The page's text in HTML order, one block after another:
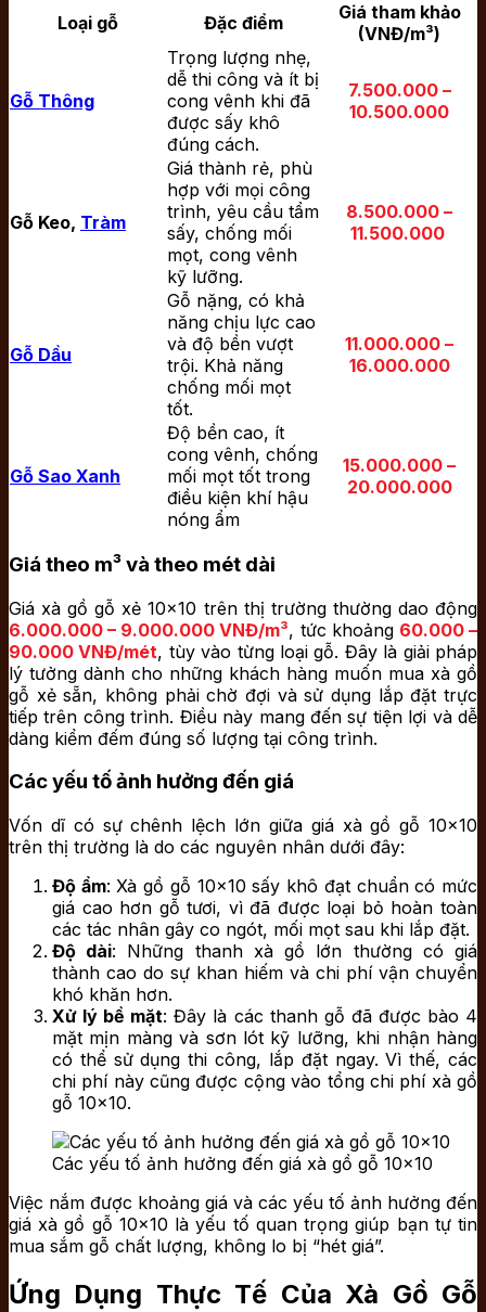
Loại gỗ Đặc điểm
Giá tham khảo
(VNĐ/m³)
Gỗ Thông
Trọng lượng nhẹ,
dễ thi công và ít bị
cong vênh khi đã
được sấy khô
đúng cách.
7.500.000 –
10.500.000
Gỗ Keo, Tràm
Giá thành rẻ, phù
hợp với mọi công
trình, yêu cầu tẩm
sấy, chống mối
mọt, cong vênh
kỹ lưỡng.
8.500.000 –
11.500.000
Gỗ Dầu
Gỗ nặng, có khả
năng chịu lực cao
và độ bền vượt
trội. Khả năng
chống mối mọt
tốt.
11.000.000 –
16.000.000
Gỗ Sao Xanh
Độ bền cao, ít
cong vênh, chống
mối mọt tốt trong
điều kiện khí hậu
nóng ẩm
15.000.000 –
20.000.000
Giá theo m³ và theo mét dài
Giá xà gồ gỗ xẻ 10×10 trên thị trường thường dao động
6.000.000 – 9.000.000 VNĐ/m³, tức khoảng 60.000 –
90.000 VNĐ/mét, tùy vào từng loại gỗ. Đây là giải pháp
lý tưởng dành cho những khách hàng muốn mua xà gồ
gỗ xẻ sẵn, không phải chờ đợi và sử dụng lắp đặt trực
tiếp trên công trình. Điều này mang đến sự tiện lợi và dễ
dàng kiểm đếm đúng số lượng tại công trình.
Các yếu tố ảnh hưởng đến giá
Vốn dĩ có sự chênh lệch lớn giữa giá xà gồ gỗ 10×10
trên thị trường là do các nguyên nhân dưới đây:
Độ ẩm: Xà gồ gỗ 10×10 sấy khô đạt chuẩn có mức
giá cao hơn gỗ tươi, vì đã được loại bỏ hoàn toàn
các tác nhân gây co ngót, mối mọt sau khi lắp đặt.
Độ dài: Những thanh xà gồ lớn thường có giá
thành cao do sự khan hiếm và chi phí vận chuyển
khó khăn hơn.
Xử lý bề mặt: Đây là các thanh gỗ đã được bào 4
mặt mịn màng và sơn lót kỹ lưỡng, khi nhận hàng
có thể sử dụng thi công, lắp đặt ngay. Vì thế, các
chi phí này cũng được cộng vào tổng chi phí xà gồ
gỗ 10×10.
Các yếu tố ảnh hưởng đến giá xà gồ gỗ 10×10
Việc nắm được khoảng giá và các yếu tố ảnh hưởng đến
giá xà gồ gỗ 10×10 là yếu tố quan trọng giúp bạn tự tin
mua sắm gỗ chất lượng, không lo bị “hét giá”.
Ứng Dụng Thực Tế Của Xà Gồ Gỗ